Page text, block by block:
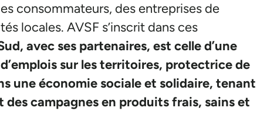
consommateurs, des entreprises de
locales. AVSF s’inscrit dans ces
avec ses partenaires, est celle d’une
sur les territoires, protectrice de
une économie sociale et solidaire, tenant
campagnes en produits frais, sains et